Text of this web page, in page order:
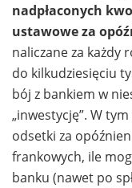
nadpłaconych
ustawowe za
naliczane za
do kilkudziesięciu
bój z bankiem w
„inwestycję”. W
odsetki za
frankowych, ile
banku (nawet po